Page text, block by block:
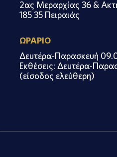
2ας Μεραρχίας 36 &
185 35 Πειραιάς
ΩΡΑΡΙΟ
Δευτέρα-Παρασκευή
Εκθέσεις: Δευτέρα-
(είσοδος ελεύθερη)